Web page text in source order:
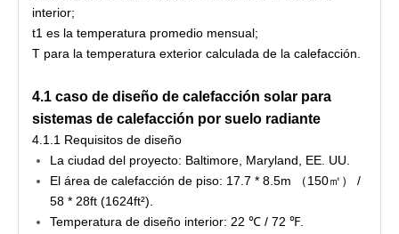
interior;
t1 es la temperatura promedio mensual;
T para la temperatura exterior calculada de la calefacción.
4.1 caso de diseño de calefacción solar para
sistemas de calefacción por suelo radiante
4.1.1 Requisitos de diseño
La ciudad del proyecto: Baltimore, Maryland, EE. UU.
El área de calefacción de piso: 17.7 * 8.5m （150㎡） /
58 * 28ft (1624ft²).
Temperatura de diseño interior: 22 ℃ / 72 ℉.